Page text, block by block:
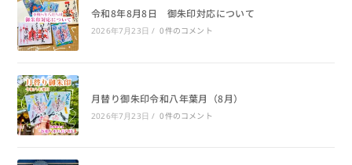
令和8年8月8日 御朱印対応について
2026年7月23日 / 0件のコメント
月替り御朱印令和八年葉月（8月）
2026年7月23日 / 0件のコメント